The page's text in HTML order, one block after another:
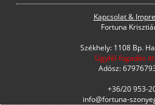
Kapcsolat &
Fortuna
Székhely: 1108 Bp.
Ügyfél fogadás
Adósz:
+36/20 953-
info@fortuna-